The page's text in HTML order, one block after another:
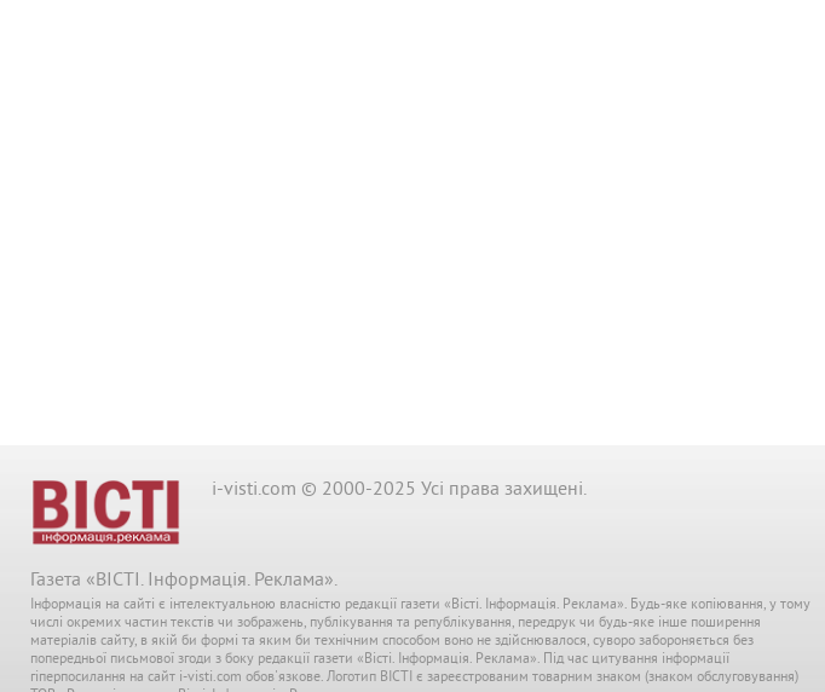
i-visti.com © 2000-2025 Усі права захищені.
Газета «ВІСТІ. Інформація. Реклама».
Інформація на сайті є інтелектуальною власністю редакції газети «Вісті. Інформація. Реклама». Будь-яке копіювання, у тому
числі окремих частин текстів чи зображень, публікування та републікування, передрук чи будь-яке інше поширення
матеріалів сайту, в якій би формі та яким би технічним способом воно не здійснювалося, суворо забороняється без
попередньої письмової згоди з боку редакції газети «Вісті. Інформація. Реклама». Під час цитування інформації
гіперпосилання на сайт i-visti.com обов'язкове. Логотип ВІСТІ є зареєстрованим товарним знаком (знаком обслуговування)